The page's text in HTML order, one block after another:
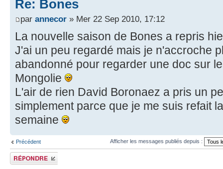
Re: Bones
par annecor » Mer 22 Sep 2010, 17:12
La nouvelle saison de Bones a repris
J'ai un peu regardé mais je n'accroche
abandonné pour regarder une doc sur
Mongolie
L'air de rien David Boronaez a pris un
simplement parce que je me suis refait
semaine
Précédent Afficher les messages publiés depuis :
Publier une
réponse